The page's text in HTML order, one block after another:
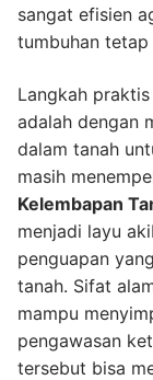
sangat efisien
tumbuhan tetap
Langkah
adalah dengan
dalam tanah
masih
Kelembapan
menjadi layu
penguapan
tanah. Sifat
mampu
pengawasan
tersebut bisa